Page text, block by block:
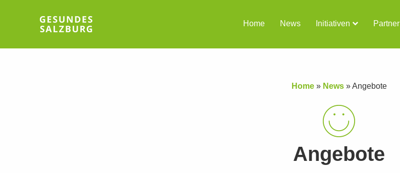
Home News Initiativen Partner
Home» News»Angebote
Angebote